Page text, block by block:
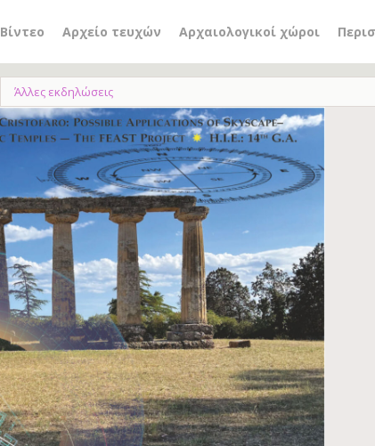
Βίντεο Αρχείο τευχών Αρχαιολογικοί χώροι
Άλλες εκδηλώσεις